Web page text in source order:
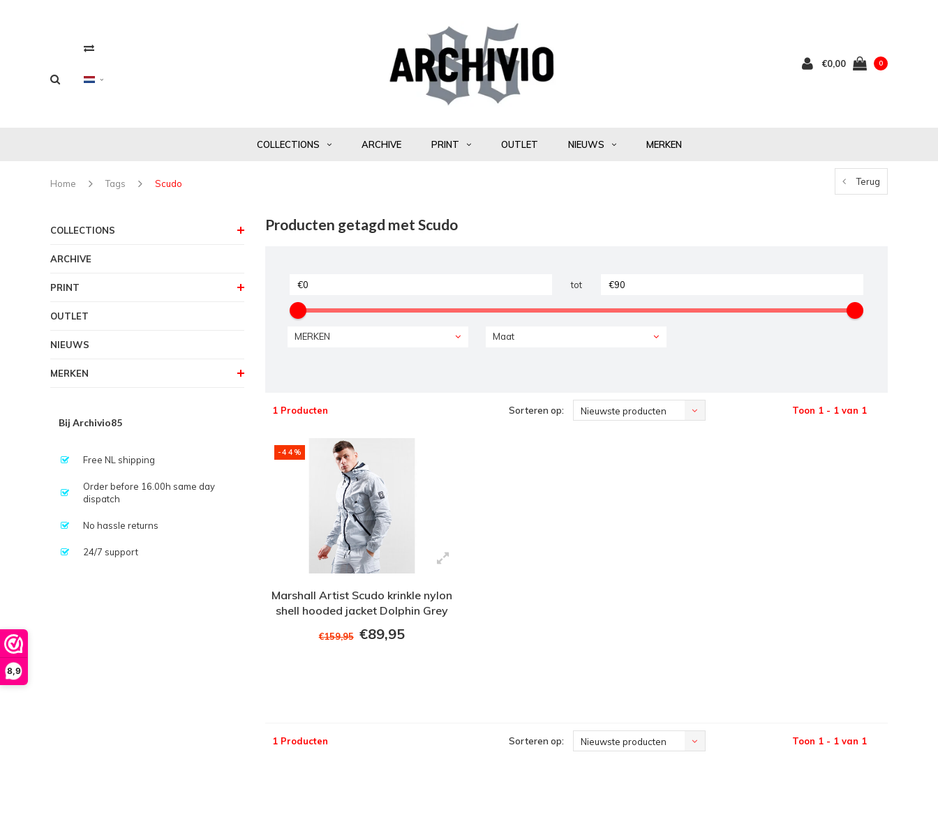
8,9
€0,00 0
COLLECTIONS ARCHIVE PRINT OUTLET NIEUWS MERKEN
Home Tags Scudo Terug
COLLECTIONS
ARCHIVE
PRINT
OUTLET
NIEUWS
MERKEN
Bij Archivio85
Free NL shipping
Order before 16.00h same day
dispatch
No hassle returns
24/7 support
Producten getagd met Scudo
tot
MERKEN Maat
1 Producten Sorteren op: Nieuwste producten Toon 1 - 1 van 1
-44%
Marshall Artist Scudo krinkle nylon
shell hooded jacket Dolphin Grey
€159,95 €89,95
1 Producten Sorteren op: Nieuwste producten Toon 1 - 1 van 1